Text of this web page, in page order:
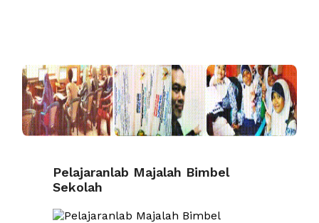
Pelajaranlab Majalah Bimbel
Sekolah